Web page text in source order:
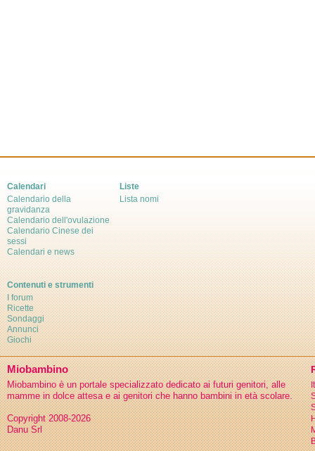
Calendari
Calendario della
gravidanza
Calendario dell'ovulazione
Calendario Cinese dei
sessi
Calendari e news
Liste
Lista nomi
Contenuti e strumenti
I forum
Ricette
Sondaggi
Annunci
Giochi
Miobambino
Miobambino è un portale specializzato dedicato ai futuri genitori, alle
mamme in dolce attesa e ai genitori che hanno bambini in età scolare.
Copyright 2008-2026
Danu Srl